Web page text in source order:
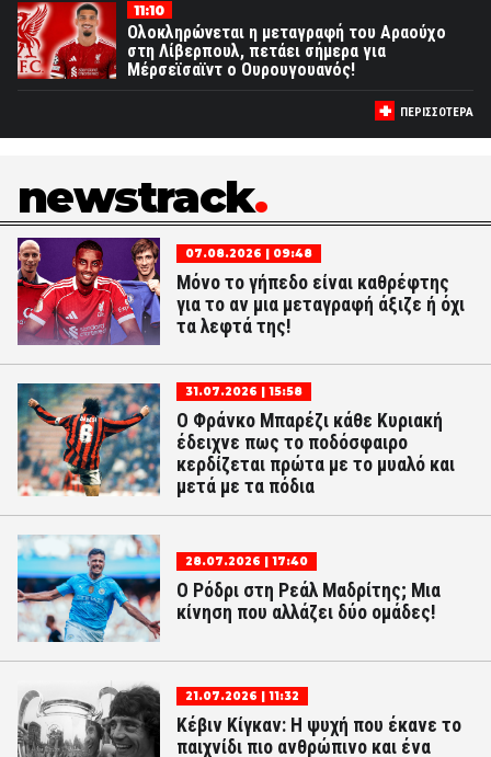
11:10
Ολοκληρώνεται η μεταγραφή του Αραούχο
στη Λίβερπουλ, πετάει σήμερα για
Μέρσεϊσαϊντ ο Ουρουγουανός!
ΠΕΡΙΣΣΟΤΕΡΑ
newstrack
07.08.2026 | 09:48
Μόνο το γήπεδο είναι καθρέφτης
για το αν μια μεταγραφή άξιζε ή όχι
τα λεφτά της!
31.07.2026 | 15:58
Ο Φράνκο Μπαρέζι κάθε Κυριακή
έδειχνε πως το ποδόσφαιρο
κερδίζεται πρώτα με το μυαλό και
μετά με τα πόδια
28.07.2026 | 17:40
Ο Ρόδρι στη Ρεάλ Μαδρίτης; Μια
κίνηση που αλλάζει δύο ομάδες!
21.07.2026 | 11:32
Κέβιν Κίγκαν: Η ψυχή που έκανε το
παιχνίδι πιο ανθρώπινο και ένα